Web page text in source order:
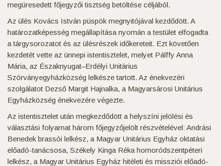
megüresedett főjegyzői tisztség betöltése céljából.
Az ülés Kovács István püspök megnyitójával kezdődött. A
határozatképesség megállapítása nyomán a testület elfogadta
a tárgysorozatot és az ülésrészek időkereteit. Ezt követően
kezdetét vette az ünnepi istentisztelet, melyet Pálffy Anna
Mária, az Északnyugat–Erdélyi Unitárius
Szórványegyházközség lelkésze tartott. Az énekvezéri
szolgálatot Dezső Margit Hajnalka, a Magyarsárosi Unitárius
Egyházközség énekvezére végezte.
Az istentisztelet után megkezdődött a helyszíni jelölési és
választási folyamat három főjegyzőjelölt részvételével: Andrási
Benedek brassói lelkész, a Magyar Unitárius Egyház oktatási
előadó-tanácsosa, Székely Kinga Réka homoródszentpéteri
lelkész, a Magyar Unitárius Egyház hitéleti és missziói előadó-